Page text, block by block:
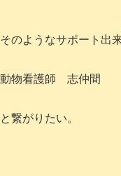
そのようなサポート出
動物看護師 志仲間
と繋がりたい。